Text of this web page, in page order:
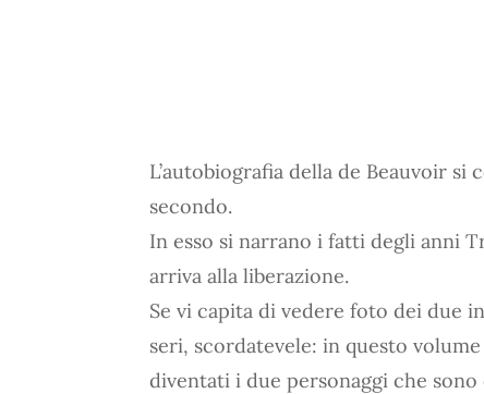
L’autobiografia della de Beauvoir
secondo.
In esso si narrano i fatti degli anni
arriva alla liberazione.
Se vi capita di vedere foto dei due
seri, scordatevele: in questo
diventati i due personaggi che